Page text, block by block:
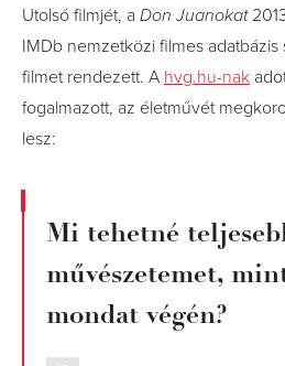
Utolsó filmjét, a Don Juanokat
IMDb nemzetközi filmes
filmet rendezett. A hvg.hu-nak
fogalmazott, az életművét
lesz:
Mi tehetné
művészetemet,
mondat végén?